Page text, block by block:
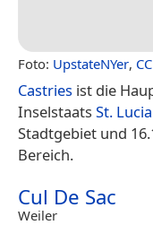
Foto: UpstateNYer,
Castries ist die
Inselstaats St. Lucia
Stadtgebiet und
Bereich.
Cul De Sac
Weiler